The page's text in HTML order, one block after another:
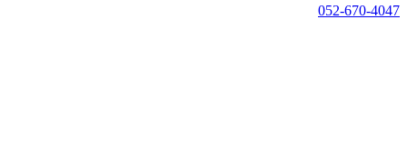
052-670-4047